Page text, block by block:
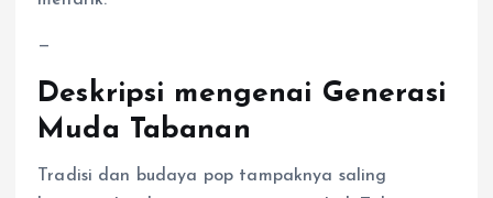
—
Deskripsi mengenai Generasi
Muda Tabanan
Tradisi dan budaya pop tampaknya saling